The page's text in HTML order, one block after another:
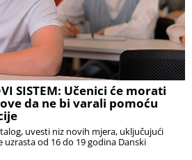
SISTEM: Učenici će morati
da ne bi varali pomoću
uvesti niz novih mjera, uključujući
uzrasta od 16 do 19 godina Danski